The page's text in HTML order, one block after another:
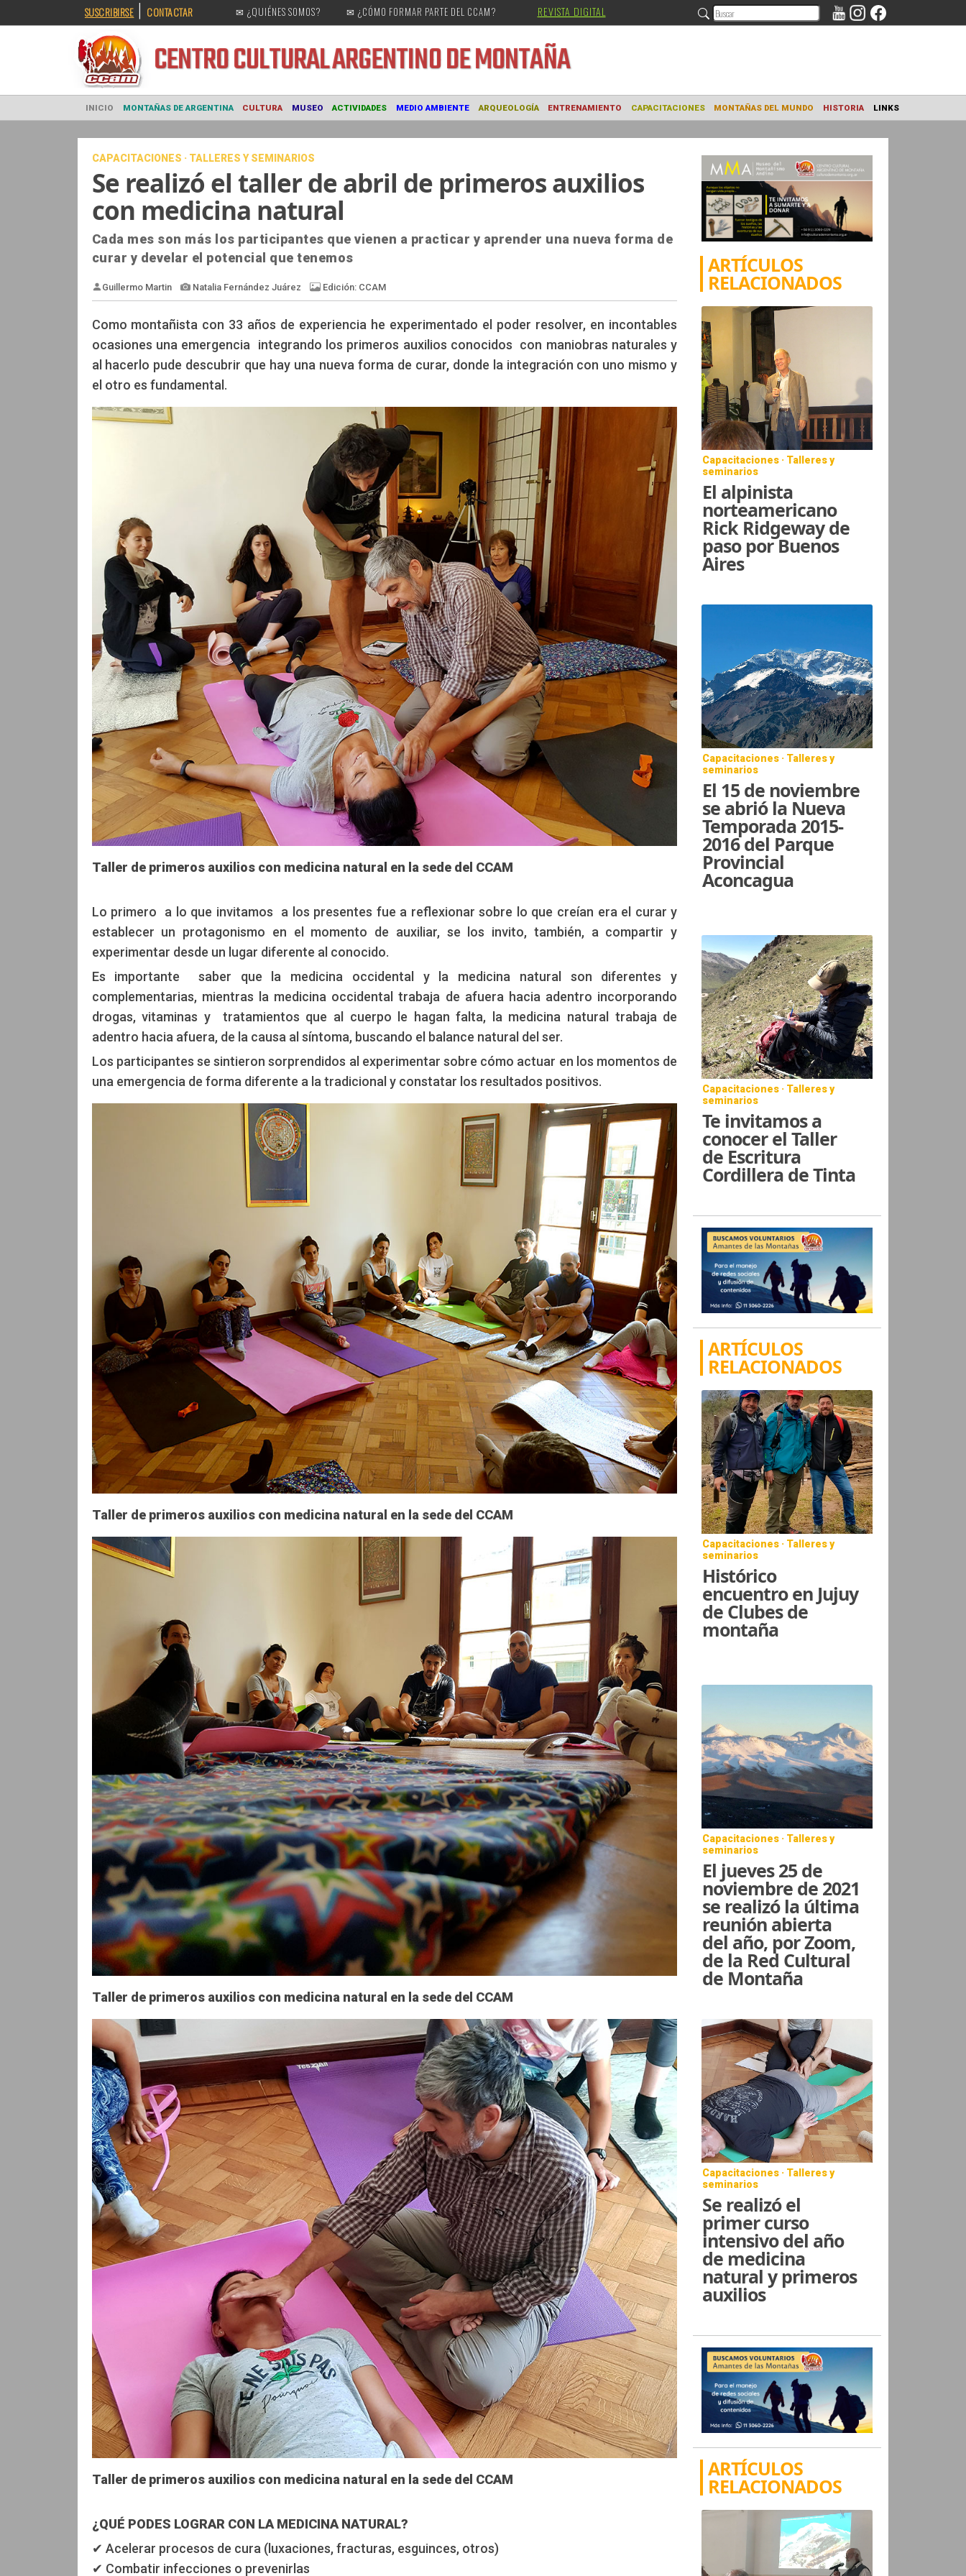
SUSCRIBIRSE | CONTACTAR ✉ ¿QUIÉNES SOMOS? ✉ ¿CÓMO FORMAR PARTE DEL CCAM? REVISTA DIGITAL
CENTRO CULTURALARGENTINO DE MONTAÑA
INICIO MONTAÑAS DE ARGENTINA CULTURA MUSEO ACTIVIDADES MEDIO AMBIENTE ARQUEOLOGÍA ENTRENAMIENTO CAPACITACIONES MONTAÑAS DEL MUNDO HISTORIA
CAPACITACIONES · TALLERES Y SEMINARIOS
Se realizó el taller de abril de primeros auxilios
con medicina natural
Cada mes son más los participantes que vienen a practicar y aprender una nueva forma de
curar y develar el potencial que tenemos
Guillermo Martin Natalia Fernández Juárez Edición: CCAM
Como montañista con 33 años de experiencia he experimentado el poder resolver, en incontables
ocasiones una emergencia integrando los primeros auxilios conocidos con maniobras naturales y
al hacerlo pude descubrir que hay una nueva forma de curar, donde la integración con uno mismo y
el otro es fundamental.
Taller de primeros auxilios con medicina natural en la sede del CCAM
Lo primero a lo que invitamos a los presentes fue a reflexionar sobre lo que creían era el curar y
establecer un protagonismo en el momento de auxiliar, se los invito, también, a compartir y
experimentar desde un lugar diferente al conocido.
Es importante saber que la medicina occidental y la medicina natural son diferentes y
complementarias, mientras la medicina occidental trabaja de afuera hacia adentro incorporando
drogas, vitaminas y tratamientos que al cuerpo le hagan falta, la medicina natural trabaja de
adentro hacia afuera, de la causa al síntoma, buscando el balance natural del ser.
Los participantes se sintieron sorprendidos al experimentar sobre cómo actuar en los momentos de
una emergencia de forma diferente a la tradicional y constatar los resultados positivos.
Taller de primeros auxilios con medicina natural en la sede del CCAM
Taller de primeros auxilios con medicina natural en la sede del CCAM
Taller de primeros auxilios con medicina natural en la sede del CCAM
¿QUÉ PODES LOGRAR CON LA MEDICINA NATURAL?
✔ Acelerar procesos de cura (luxaciones, fracturas, esguinces, otros)
✔ Combatir infecciones o prevenirlas
ARTÍCULOS
RELACIONADOS
Capacitaciones · Talleres y
seminarios
El alpinista
norteamericano
Rick Ridgeway de
paso por Buenos
Aires
Capacitaciones · Talleres y
seminarios
El 15 de noviembre
se abrió la Nueva
Temporada 2015-
2016 del Parque
Provincial
Aconcagua
Capacitaciones · Talleres y
seminarios
Te invitamos a
conocer el Taller
de Escritura
Cordillera de Tinta
ARTÍCULOS
RELACIONADOS
Capacitaciones · Talleres y
seminarios
Histórico
encuentro en Jujuy
de Clubes de
montaña
Capacitaciones · Talleres y
seminarios
El jueves 25 de
noviembre de 2021
se realizó la última
reunión abierta
del año, por Zoom,
de la Red Cultural
de Montaña
Capacitaciones · Talleres y
seminarios
Se realizó el
primer curso
intensivo del año
de medicina
natural y primeros
auxilios
ARTÍCULOS
RELACIONADOS